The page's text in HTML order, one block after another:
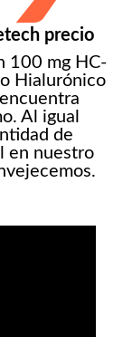
precio
100 mg HC-
Hialurónico
Al igual
de
en nuestro